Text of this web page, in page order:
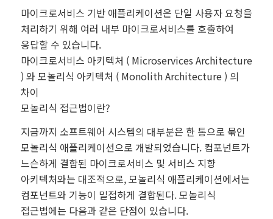
마이크로서비스 기반 애플리케이션은 단일 사용자 요청을
처리하기 위해 여러 내부 마이크로서비스를 호출하여
응답할 수 있습니다.
마이크로서비스 아키텍처 ( Microservices Architecture
) 와 모놀리식 아키텍처 ( Monolith Architecture ) 의
차이
모놀리식 접근법이란?
지금까지 소프트웨어 시스템의 대부분은 한 통으로 묶인
모놀리식 애플리케이션으로 개발되었습니다. 컴포넌트가
느슨하게 결합된 마이크로서비스 및 서비스 지향
아키텍처와는 대조적으로, 모놀리식 애플리케이션에서는
컴포넌트와 기능이 밀접하게 결합된다. 모놀리식
접근법에는 다음과 같은 단점이 있습니다.